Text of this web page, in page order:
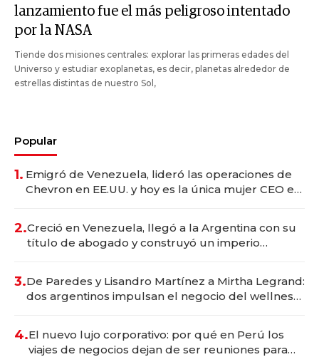
lanzamiento fue el más peligroso intentado
por la NASA
Tiende dos misiones centrales: explorar las primeras edades del
Universo y estudiar exoplanetas, es decir, planetas alrededor de
estrellas distintas de nuestro Sol,
Popular
1. Emigró de Venezuela, lideró las operaciones de
Chevron en EE.UU. y hoy es la única mujer CEO en
2.Creció en Venezuela, llegó a la Argentina con su
título de abogado y construyó un imperio
3.De Paredes y Lisandro Martínez a Mirtha Legrand:
dos argentinos impulsan el negocio del wellness
4.El nuevo lujo corporativo: por qué en Perú los
viajes de negocios dejan de ser reuniones para